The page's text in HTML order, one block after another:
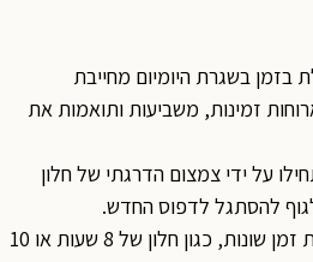
בשגרת היומיום מחייבת
זמינות, משביעות ותואמות את
על ידי צמצום הדרגתי של חלון
להסתגל לדפוס החדש.
– נסו מסגרות זמן שונות, כגון חלון של 8 שעות או 10